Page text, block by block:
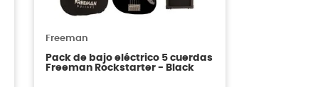
Freeman
Pack de bajo eléctrico 5 cuerdas
Freeman Rockstarter - Black